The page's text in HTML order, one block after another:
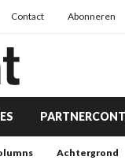
Contact Abonneren
Achtergrond